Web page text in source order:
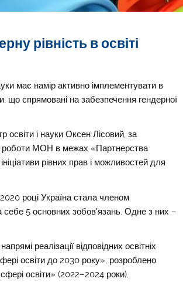
рівність в освіті
має намір активно імплементувати в
що спрямовані на забезпечення гендерної
освіти і науки Оксен Лісовий, за
роботи МОН в межах «Партнерства
рівних прав і можливостей для
році Україна стала членом
себе 5 основних зобовʼязань. Одне з них –
реалізації відповідних освітніх
освіти до 2030 року», розроблено
освіти» (2022–2024 роки).